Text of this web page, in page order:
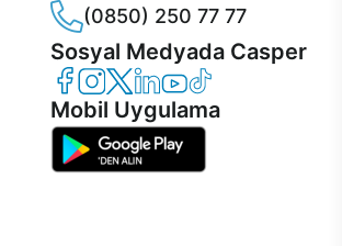
(0850) 250 77 77
Sosyal Medyada Casper
Casper Facebook
Casper Instagram
Casper Twitter
Casper LinkedIn
Casper YouTube
Casper TikTok
Mobil Uygulama